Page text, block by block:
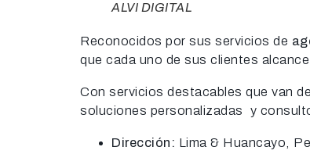
ALVI DIGITAL
Reconocidos por sus servicios de
que cada uno de sus clientes
Con servicios destacables que van
soluciones personalizadas y
Dirección: Lima & Huancayo,